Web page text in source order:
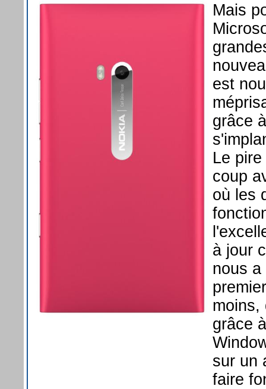
Mais
est
grâce
Le
coup
où les
à jour
nous
moins,
grâce
sur un
faire